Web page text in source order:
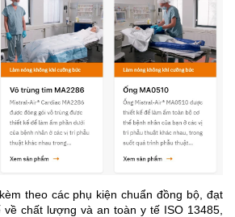
theo các phụ kiện chuẩn đồng bộ, đạt
chất lượng và an toàn y tế ISO 13485,